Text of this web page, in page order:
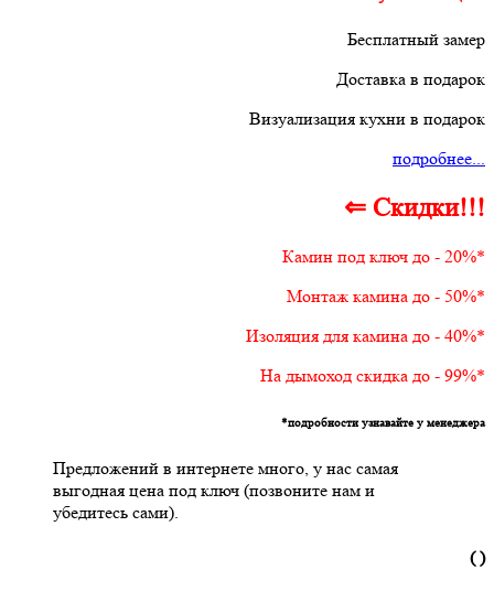
Бесплатный замер
Доставка в подарок
Визуализация кухни в подарок
подробнее...
⇐ Скидки!!!
Камин под ключ до - 20%*
Монтаж камина до - 50%*
Изоляция для камина до - 40%*
На дымоход скидка до - 99%*
*подробности узнавайте у менеджера
Предложений в интернете много, у нас самая
выгодная цена под ключ (позвоните нам и
убедитесь сами).
( )